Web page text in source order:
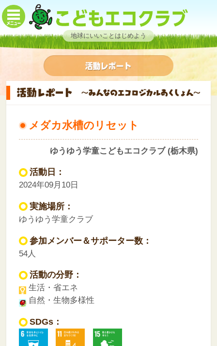
地球にいいことはじめよう
メダカ水槽のリセット
ゆうゆう学童こどもエコクラブ (栃木県)
活動日：
2024年09月10日
実施場所：
ゆうゆう学童クラブ
参加メンバー＆サポーター数：
54人
活動の分野：
生活・省エネ
自然・生物多様性
SDGs：